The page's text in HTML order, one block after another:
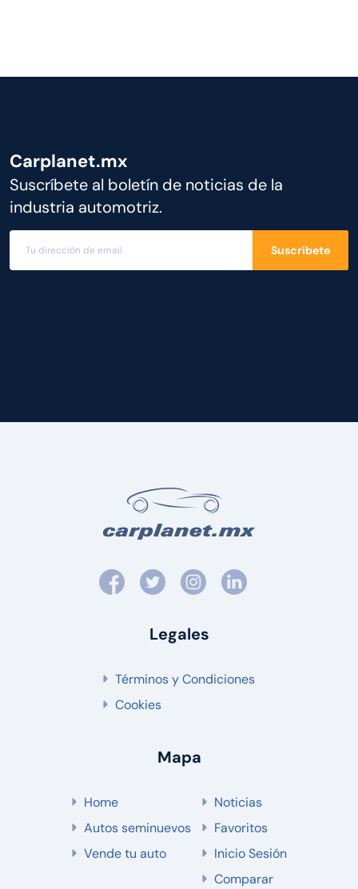
Carplanet.mx
Suscríbete al boletín de noticias de la
industria automotriz.
Suscríbete
Legales
Términos y Condiciones
Cookies
Mapa
Home
Autos seminuevos
Vende tu auto
Noticias
Favoritos
Inicio Sesión
Comparar